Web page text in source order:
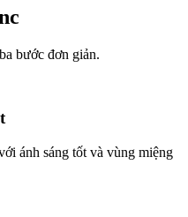
bước đơn giản.
ánh sáng tốt và vùng miệng